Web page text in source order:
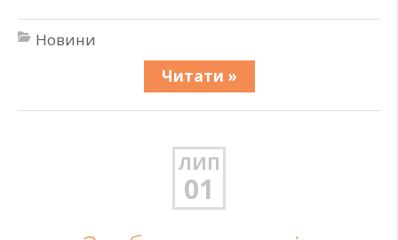
Новини
Читати »
ЛИП
01